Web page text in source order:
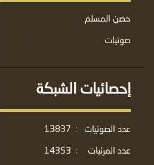
حصن المسلم
صوتيات
إحصائيات الشبكة
عدد الصوتيات :
13837
عدد المرئيات
:
14353